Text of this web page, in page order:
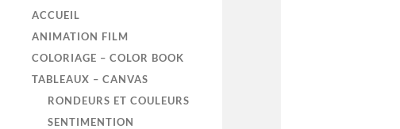
ACCUEIL
ANIMATION FILM
COLORIAGE – COLOR BOOK
TABLEAUX – CANVAS
RONDEURS ET COULEURS
SENTIMENTION